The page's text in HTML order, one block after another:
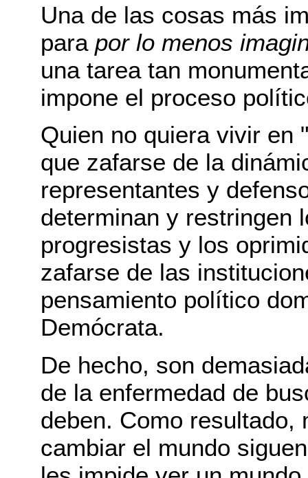
Una de las cosas más
para por lo menos
una tarea tan
impone el proceso
Quien no quiera vivir en
que zafarse de la
representantes y
determinan y restringen
progresistas y los
zafarse de las
pensamiento político
Demócrata.
De hecho, son
de la enfermedad de
deben. Como resultado,
cambiar el mundo